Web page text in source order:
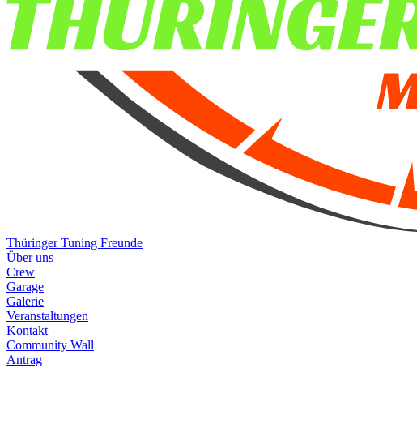
Thüringer Tuning Freunde
Über uns
Crew
Garage
Galerie
Veranstaltungen
Kontakt
Community Wall
Antrag